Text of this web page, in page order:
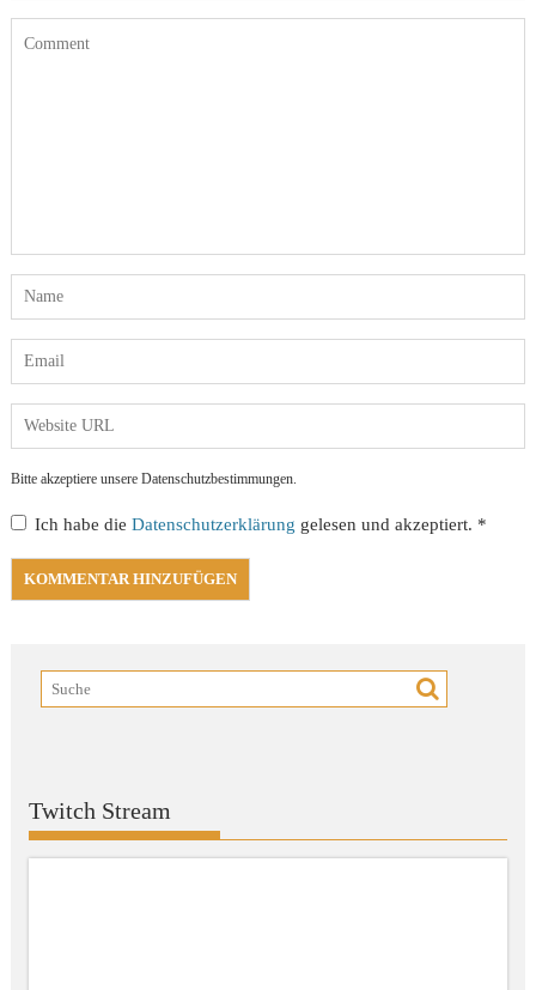
Bitte akzeptiere unsere Datenschutzbestimmungen.
Ich habe dieDatenschutzerklärung gelesen und akzeptiert. *
Twitch Stream